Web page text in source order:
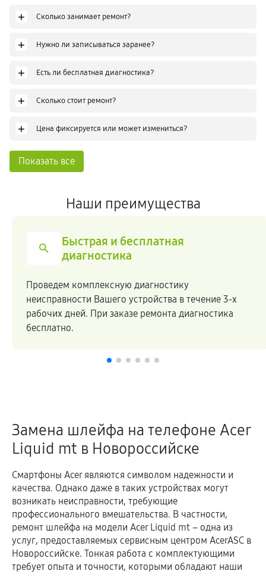
+ Сколько занимает ремонт?
+ Нужно ли записываться заранее?
+ Есть ли бесплатная диагностика?
+ Сколько стоит ремонт?
+ Цена фиксируется или может измениться?
Показать все
Наши преимущества
Быстрая и бесплатная
диагностика
Проведем комплексную диагностику
неисправности Вашего устройства в течение 3-х
рабочих дней. При заказе ремонта диагностика
бесплатно.
Замена шлейфа на телефоне Acer
Liquid mt в Новороссийске
Смартфоны Acer являются символом надежности и
качества. Однако даже в таких устройствах могут
возникать неисправности, требующие
профессионального вмешательства. В частности,
ремонт шлейфа на модели Acer Liquid mt – одна из
услуг, предоставляемых сервисным центром AcerASC в
Новороссийске. Тонкая работа с комплектующими
требует опыта и точности, которыми обладают наши